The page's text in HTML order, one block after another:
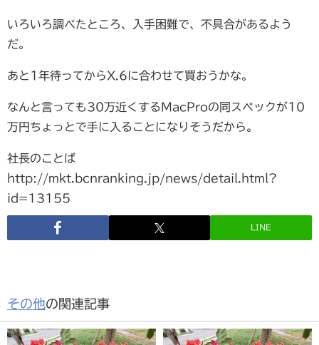
いろいろ調べたところ、入手困難で、不具合があるよう
だ。
あと1年待ってからX.6に合わせて買おうかな。
なんと言っても30万近くするMacProの同スペックが10
万円ちょっとで手に入ることになりそうだから。
社長のことば
http://mkt.bcnranking.jp/news/detail.html?
id=13155
LINE
その他の関連記事